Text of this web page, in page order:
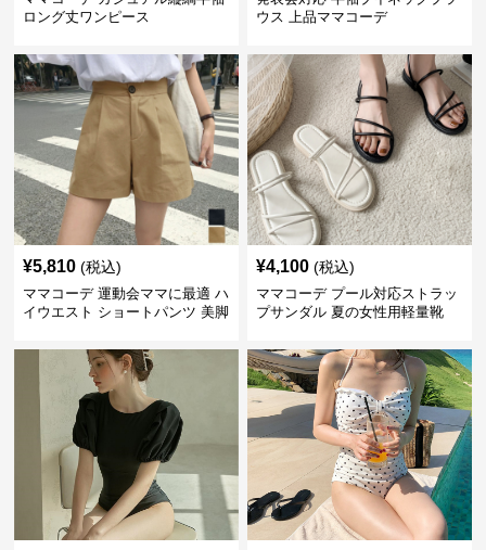
ロング丈ワンピース
ウス 上品ママコーデ
¥5,810 (税込)
ママコーデ 運動会ママに最適 ハ
イウエスト ショートパンツ 美脚
¥4,100 (税込)
ママコーデ プール対応ストラッ
プサンダル 夏の女性用軽量靴